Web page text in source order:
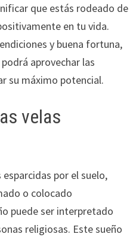
que estás rodeado de
en tu vida.
y buena fortuna,
aprovechar las
su máximo potencial.
velas
esparcidas por el suelo,
o colocado
puede ser interpretado
religiosas. Este sueño